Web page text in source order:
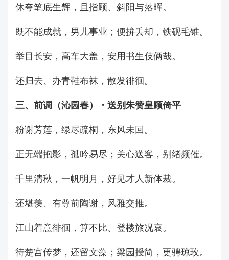
休夸笔底生辉，且指顾、斜阳与落晖。
既不能成就，男儿事业；便拚丢却，铁砚毛锥。
举目长安，高车大盖，安用书生伎俩哉。
还归去、办青鞋布袜，散发徘徊。
三、前调（沁园春）・送别朱赞皇顾倚平
粉谢芳莲，绿尽疏桐，东风未回。
正无端抱影，孤吟易尽；关心送客，别绪频催。
千里清秋，一帆明月，好见才人新体裁。
还堪羡、有尊前陶谢，风雅交推。
江山着意徘徊，算不比、登楼旅况哀。
待楚宫传梦，还留文藻；梁园授简，更骋琼玫。